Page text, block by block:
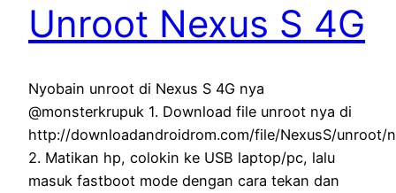
Unroot Nexus S 4G
Nyobain unroot di Nexus S 4G nya
@monsterkrupuk 1. Download file unroot nya di
http://downloadandroidrom.com/file/NexusS/unroot/
2. Matikan hp, colokin ke USB laptop/pc, lalu
masuk fastboot mode dengan cara tekan dan